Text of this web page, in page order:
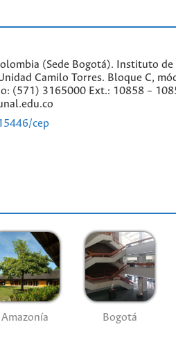
(Sede Bogotá). Instituto
Camilo Torres. Bloque C,
(571) 3165000 Ext.: 10858 –
cep
Amazonía Bogotá